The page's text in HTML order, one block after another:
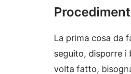
La prima cosa da
seguito, disporre i
volta fatto,